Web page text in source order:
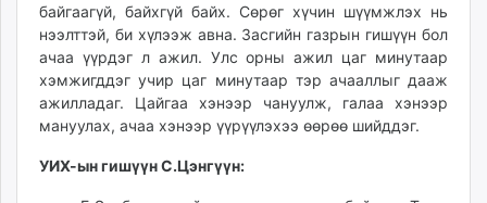
байгаагүй, байхгүй байх. Сөрөг хүчин шүүмжлэх нь
нээлттэй, би хүлээж авна. Засгийн газрын гишүүн бол
ачаа үүрдэг л ажил. Улс орны ажил цаг минутаар
хэмжигддэг учир цаг минутаар тэр ачааллыг дааж
ажилладаг. Цайгаа хэнээр чануулж, галаа хэнээр
мануулах, ачаа хэнээр үүрүүлэхээ өөрөө шийддэг.
УИХ-ын гишүүн С.Цэнгүүн: